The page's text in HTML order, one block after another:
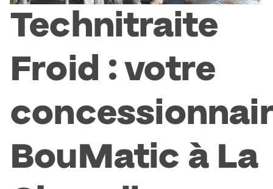
Technitraite
Froid : votre
BouMatic à La